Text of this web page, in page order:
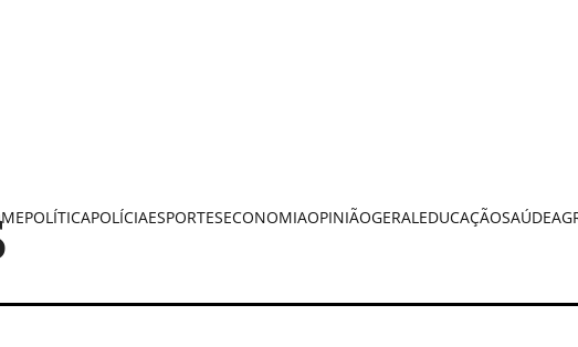
POLÍTICAPOLÍCIAESPORTESECONOMIAOPINIÃOGERALEDUCAÇÃOSAÚDE